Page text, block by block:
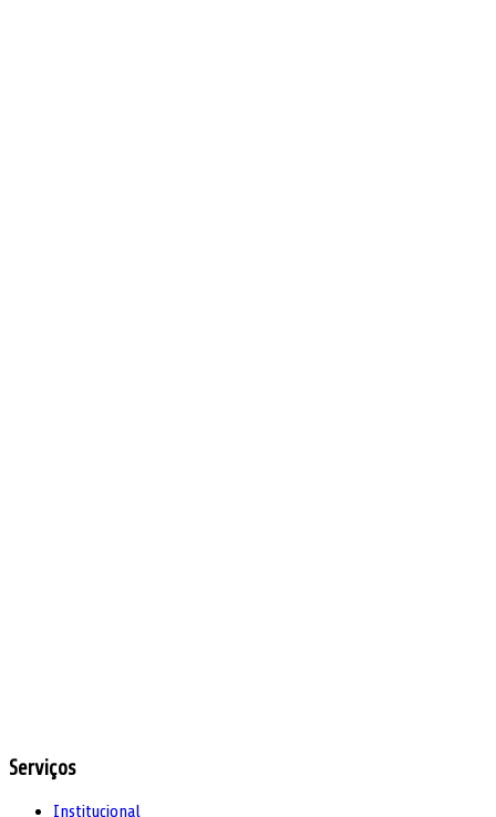
Serviços
Institucional